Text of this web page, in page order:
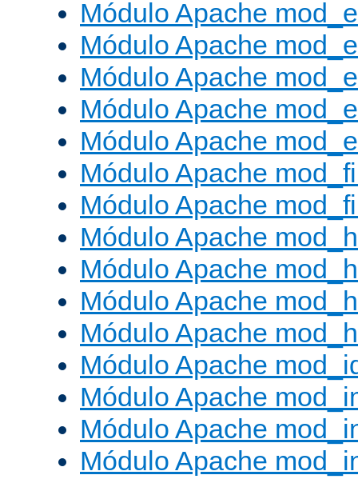
Módulo Apache
Módulo Apache
Módulo Apache
Módulo Apache
Módulo Apache
Módulo Apache
Módulo Apache
Módulo Apache
Módulo Apache
Módulo Apache
Módulo Apache
Módulo Apache
Módulo Apache
Módulo Apache
Módulo Apache